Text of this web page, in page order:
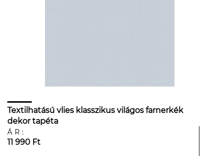
Textilhatású vlies klasszikus világos farnerkék
dekor tapéta
ÁR:
11 990 Ft